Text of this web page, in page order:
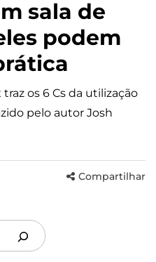
sala de
podem
os 6 Cs da utilização
pelo autor Josh
Compartilhar